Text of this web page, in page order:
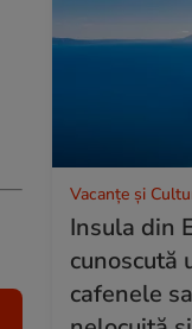
Vacanțe și
Insula din
cunoscută
cafenele